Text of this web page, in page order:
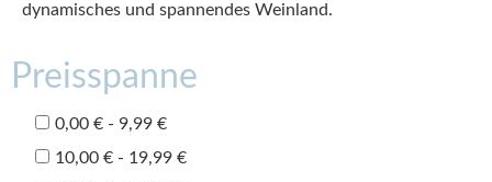
dynamisches und spannendes Weinland.
Preisspanne
0,00 € - 9,99 €
10,00 € - 19,99 €